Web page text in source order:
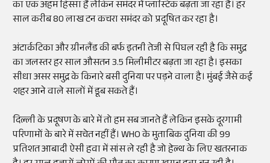
का एक अहम हिस्सा हैं लेकिन समंदर में प्लास्टिक बढ़ता जा रहा है। हर
साल करीब 80 लाख टन कचरा समंदर को प्रदूषित कर रहा है।
अंटार्कटिका और ग्रीनलैंड की बर्फ इतनी तेजी से पिघल रही है कि समुद्र
का जलस्तर हर साल औसतन 3.5 मिलीमीटर बढ़ता जा रहा है। इसका
सीधा असर समुद्र के किनारे बसी दुनिया पर पड़ने वाला है। मुंबई जैसे कई
शहर आने वाले सालों में डूब सकते हैं।
दिल्ली के प्रदूषण के बारे में तो हम सब जानते हैं लेकिन इसके दूरगामी
परिणामों के बारे में सचेत नहीं हैं। WHO के मुताबिक दुनिया की 99
प्रतिशत आबादी ऐसी हवा में सांस ले रही है जो हेल्थ के लिए खतरनाक